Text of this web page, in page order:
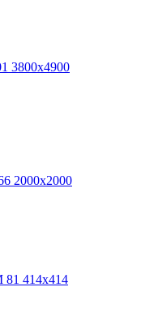
3800х4900
2000х2000
81 414х414